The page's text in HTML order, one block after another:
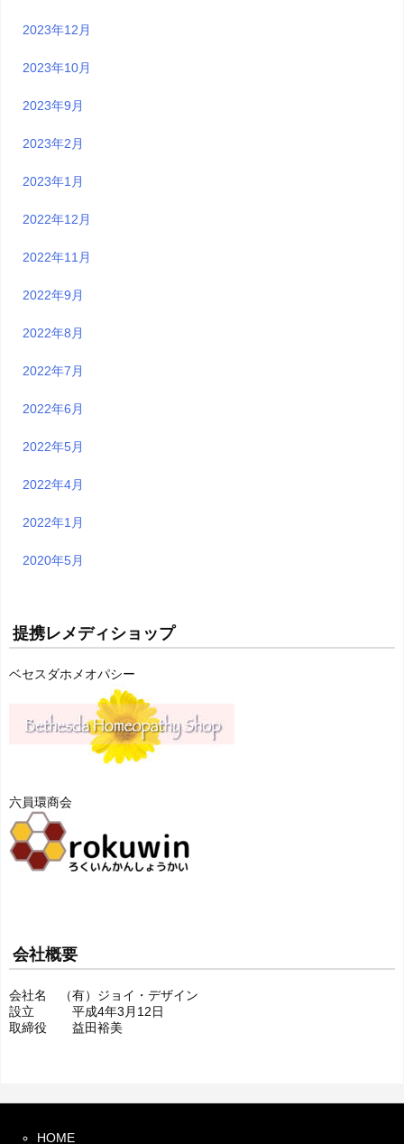
2023年12月
2023年10月
2023年9月
2023年2月
2023年1月
2022年12月
2022年11月
2022年9月
2022年8月
2022年7月
2022年6月
2022年5月
2022年4月
2022年1月
2020年5月
提携レメディショップ
ベセスダホメオパシー
六員環商会
会社概要
会社名 （有）ジョイ・デザイン
設立 平成4年3月12日
取締役 益田裕美
HOME